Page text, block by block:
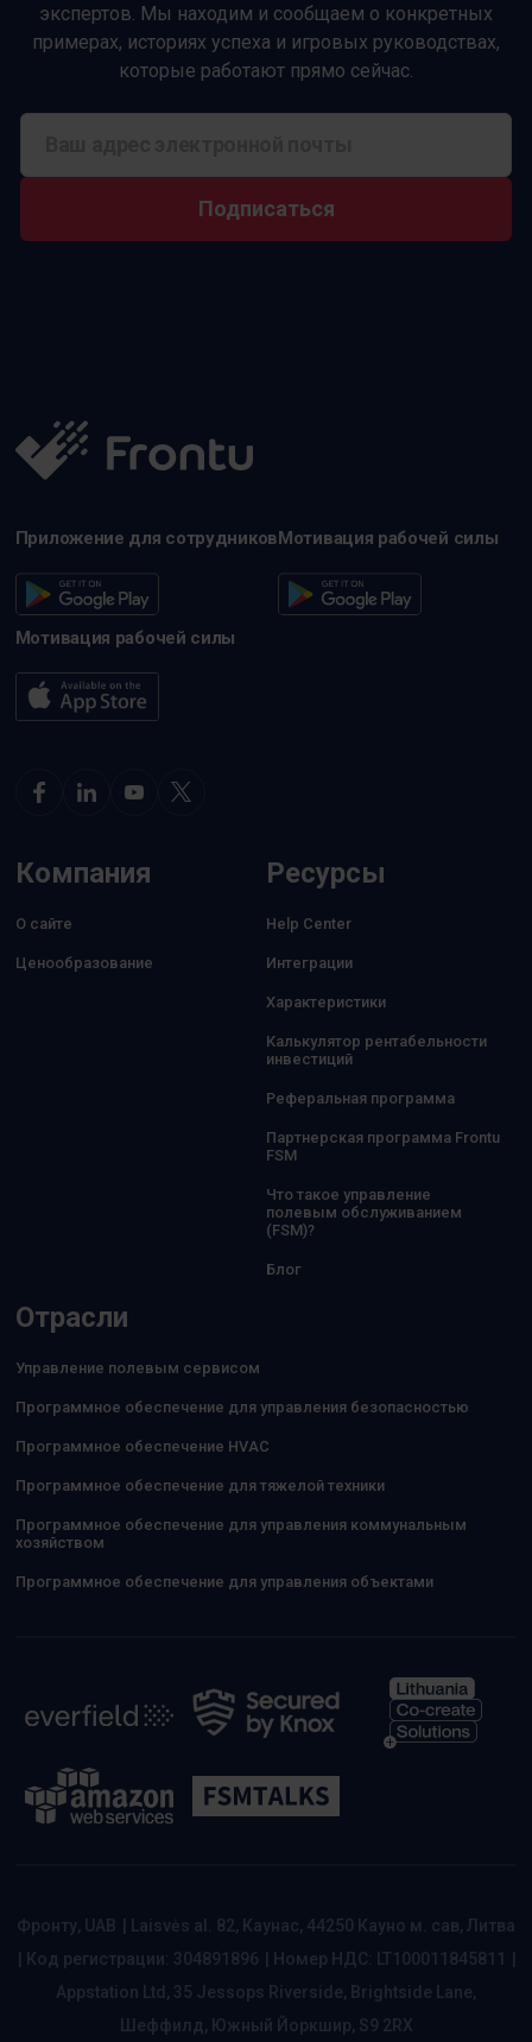
экспертов. Мы находим и сообщаем о конкретных
примерах, историях успеха и игровых руководствах,
которые работают прямо сейчас.
Подписаться
Приложение для сотрудниковМотивация рабочей силы
Мотивация рабочей силы
Компания
О сайте
Ценообразование
Ресурсы
Help Center
Интеграции
Характеристики
Калькулятор рентабельности
инвестиций
Реферальная программа
Партнерская программа Frontu
FSM
Что такое управление
полевым обслуживанием
(FSM)?
Блог
Отрасли
Управление полевым сервисом
Программное обеспечение для управления безопасностью
Программное обеспечение HVAC
Программное обеспечение для тяжелой техники
Программное обеспечение для управления коммунальным
хозяйством
Программное обеспечение для управления объектами
Фронту, UAB
Laisvės al. 82, Каунас, 44250 Кауно м. сав, Литва
Код регистрации: 304891896 Номер НДС: LT100011845811
Appstation Ltd, 35 Jessops Riverside, Brightside Lane,
Шеффилд, Южный Йоркшир, S9 2RX